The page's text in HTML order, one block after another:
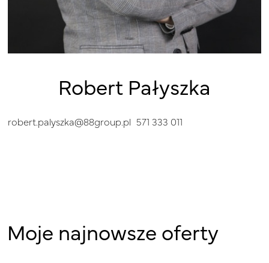
Robert Pałyszka
robert.palyszka@88group.pl 571 333 011
Moje najnowsze oferty